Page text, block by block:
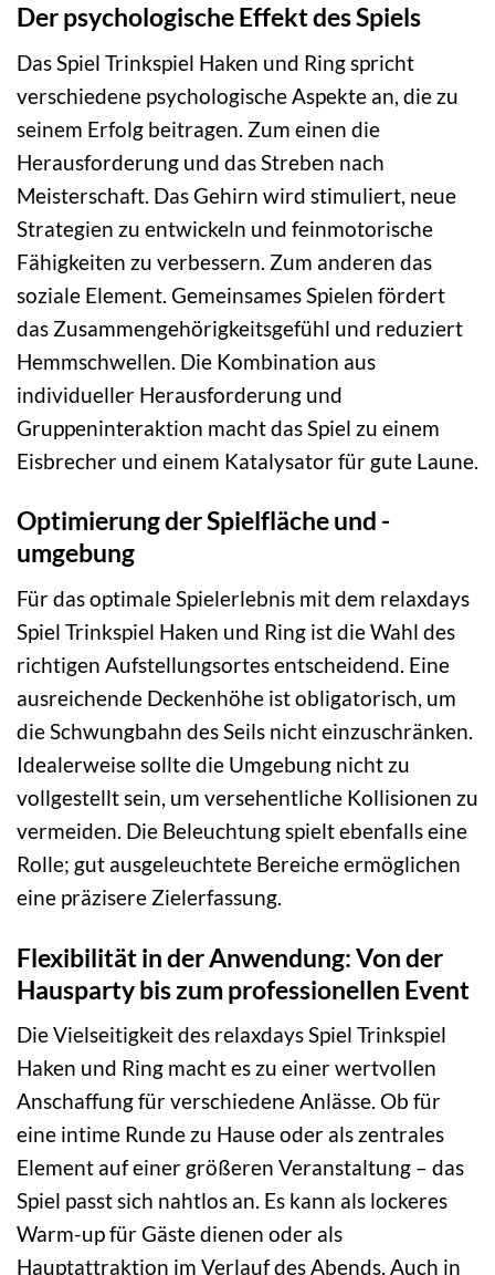
Der psychologische Effekt des Spiels
Das Spiel Trinkspiel Haken und Ring spricht
verschiedene psychologische Aspekte an, die zu
seinem Erfolg beitragen. Zum einen die
Herausforderung und das Streben nach
Meisterschaft. Das Gehirn wird stimuliert, neue
Strategien zu entwickeln und feinmotorische
Fähigkeiten zu verbessern. Zum anderen das
soziale Element. Gemeinsames Spielen fördert
das Zusammengehörigkeitsgefühl und reduziert
Hemmschwellen. Die Kombination aus
individueller Herausforderung und
Gruppeninteraktion macht das Spiel zu einem
Eisbrecher und einem Katalysator für gute Laune.
Optimierung der Spielfläche und -
umgebung
Für das optimale Spielerlebnis mit dem relaxdays
Spiel Trinkspiel Haken und Ring ist die Wahl des
richtigen Aufstellungsortes entscheidend. Eine
ausreichende Deckenhöhe ist obligatorisch, um
die Schwungbahn des Seils nicht einzuschränken.
Idealerweise sollte die Umgebung nicht zu
vollgestellt sein, um versehentliche Kollisionen zu
vermeiden. Die Beleuchtung spielt ebenfalls eine
Rolle; gut ausgeleuchtete Bereiche ermöglichen
eine präzisere Zielerfassung.
Flexibilität in der Anwendung: Von der
Hausparty bis zum professionellen Event
Die Vielseitigkeit des relaxdays Spiel Trinkspiel
Haken und Ring macht es zu einer wertvollen
Anschaffung für verschiedene Anlässe. Ob für
eine intime Runde zu Hause oder als zentrales
Element auf einer größeren Veranstaltung – das
Spiel passt sich nahtlos an. Es kann als lockeres
Warm-up für Gäste dienen oder als
Hauptattraktion im Verlauf des Abends. Auch in